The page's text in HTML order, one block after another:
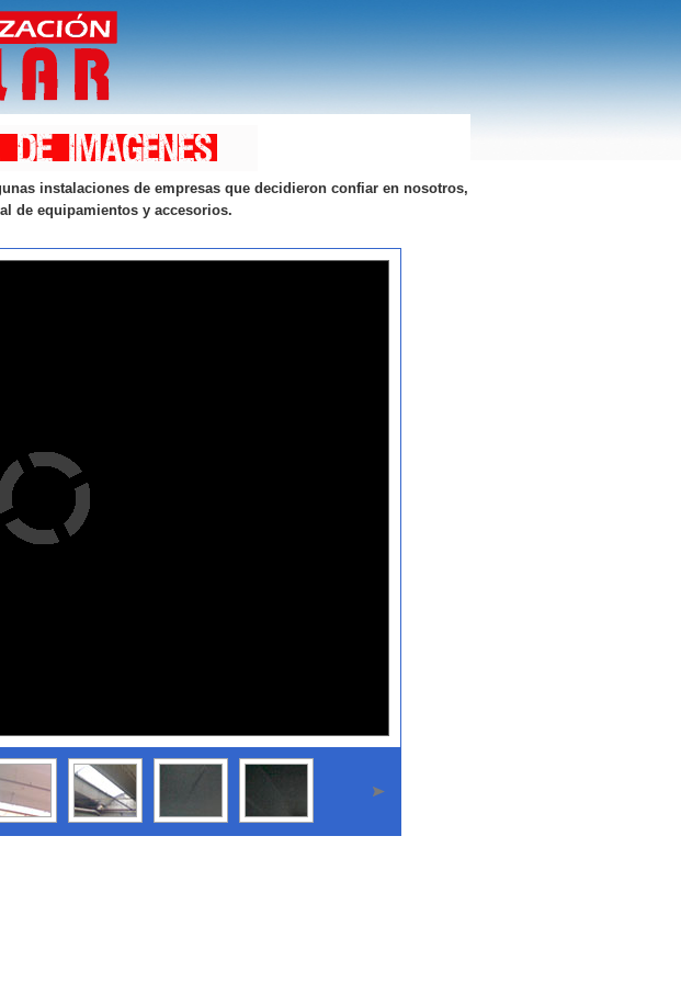
instalaciones de empresas que decidieron confiar en nosotros,
de equipamientos y accesorios.